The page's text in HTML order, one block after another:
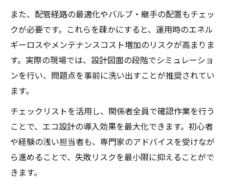
また、配管経路の最適化やバルブ・継手の配置もチェッ
クが必要です。これらを疎かにすると、運用時のエネル
ギーロスやメンテナンスコスト増加のリスクが高まりま
す。実際の現場では、設計図面の段階でシミュレーショ
ンを行い、問題点を事前に洗い出すことが推奨されてい
ます。
チェックリストを活用し、関係者全員で確認作業を行う
ことで、エコ設計の導入効果を最大化できます。初心者
や経験の浅い担当者も、専門家のアドバイスを受けなが
ら進めることで、失敗リスクを最小限に抑えることがで
きます。